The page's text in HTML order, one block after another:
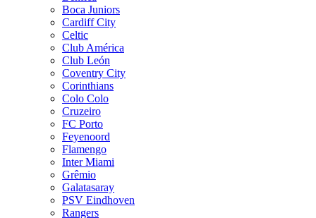
Boca Juniors
Cardiff City
Celtic
Club América
Club León
Coventry City
Corinthians
Colo Colo
Cruzeiro
FC Porto
Feyenoord
Flamengo
Inter Miami
Grêmio
Galatasaray
PSV Eindhoven
Rangers